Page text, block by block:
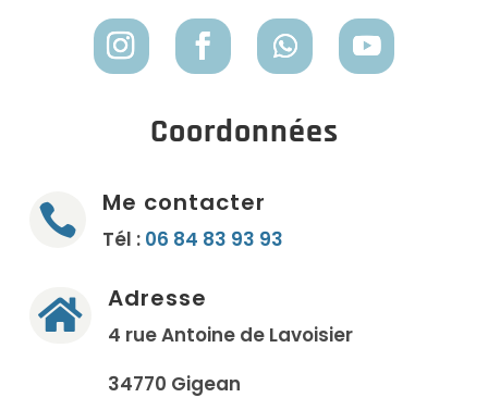
Coordonnées
 Me contacter
Tél : 06 84 83 93 93
 Adresse
4 rue Antoine de Lavoisier
34770 Gigean